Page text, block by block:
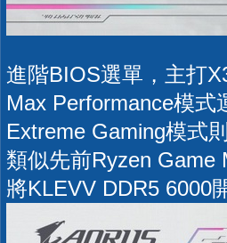
進階BIOS選單，主打
Max Performance模
Extreme Gaming模式
類似先前Ryzen Game
將KLEVV DDR5 6000